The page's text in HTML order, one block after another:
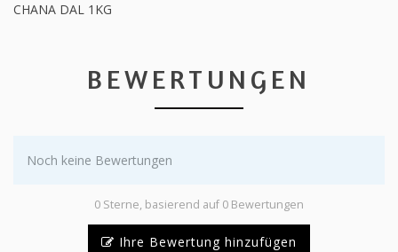
CHANA DAL 1KG
BEWERTUNGEN
Noch keine Bewertungen
0 Sterne, basierend auf 0 Bewertungen
Ihre Bewertung hinzufügen